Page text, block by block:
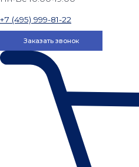
+7 (495) 999-81-22
Заказать звонок